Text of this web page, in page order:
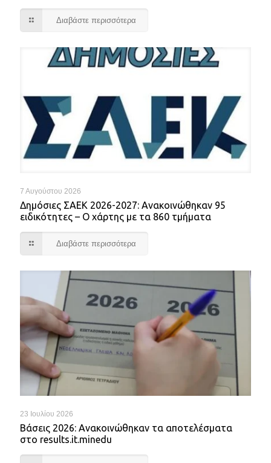
Διαβάστε περισσότερα
7 Αυγούστου 2026
Δημόσιες ΣΑΕΚ 2026-2027: Ανακοινώθηκαν 95
ειδικότητες – Ο χάρτης με τα 860 τμήματα
Διαβάστε περισσότερα
23 Ιουλίου 2026
Βάσεις 2026: Ανακοινώθηκαν τα αποτελέσματα
στο results.it.minedu